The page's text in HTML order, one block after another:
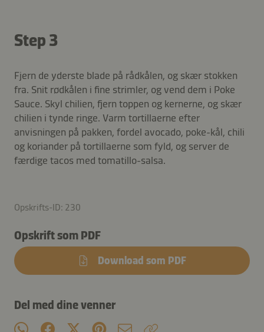
Step 3
Fjern de yderste blade på rådkålen, og skær stokken
fra. Snit rødkålen i fine strimler, og vend dem i Poke
Sauce. Skyl chilien, fjern toppen og kernerne, og skær
chilien i tynde ringe. Varm tortillaerne efter
anvisningen på pakken, fordel avocado, poke-kål, chili
og koriander på tortillaerne som fyld, og server de
færdige tacos med tomatillo-salsa.
Opskrifts-ID: 230
Opskrift som PDF
Download som PDF
Del med dine venner